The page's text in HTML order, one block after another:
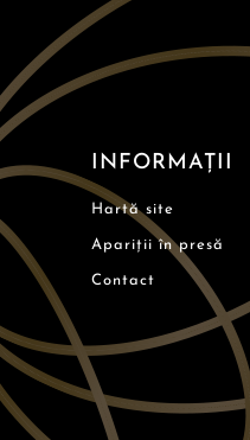
INFORMAȚII
Hartă site
Apariții în presă
Contact